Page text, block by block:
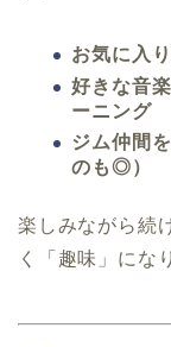
お気に入
好きな音
ーニング
ジム仲間
のも◎）
楽しみながら続
く「趣味」にな